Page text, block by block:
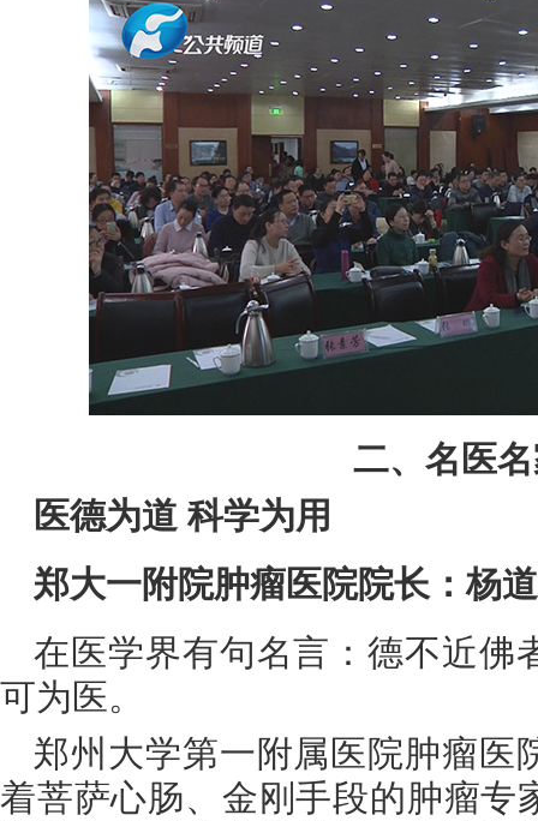
二、名医
医德为道 科学为用
郑大一附院肿瘤医院院长：杨
在医学界有句名言：德不近佛
可为医。
郑州大学第一附属医院肿瘤医
着菩萨心肠、金刚手段的肿瘤专